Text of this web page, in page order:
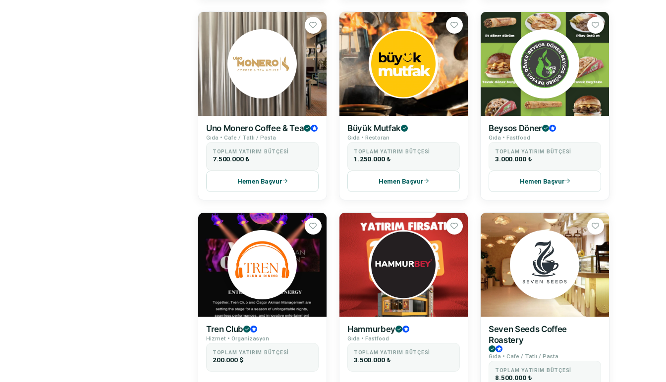
Uno Monero Coffee & Tea
Gıda • Cafe / Tatlı / Pasta
TOPLAM YATIRIM BÜTÇESI
7.500.000 ₺
Hemen Başvur
Büyük Mutfak
Gıda • Restoran
TOPLAM YATIRIM BÜTÇESI
1.250.000 ₺
Hemen Başvur
Beysos Döner
Gıda • Fastfood
TOPLAM YATIRIM BÜTÇESI
3.000.000 ₺
Hemen Başvur
Tren Club
Hizmet • Organizasyon
TOPLAM YATIRIM BÜTÇESI
200.000 $
Hammurbey
Gıda • Fastfood
TOPLAM YATIRIM BÜTÇESI
3.500.000 ₺
Seven Seeds Coffee
Roastery
Gıda • Cafe / Tatlı / Pasta
TOPLAM YATIRIM BÜTÇESI
8.500.000 ₺